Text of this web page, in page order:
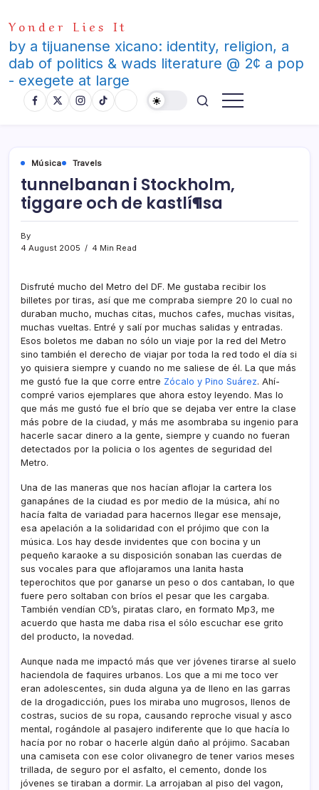
to
content
Yonder Lies It
by a tijuanense xicano: identity, religion, a
dab of politics & wads literature @ 2¢ a pop
- exegete at large
Música Travels
tunnelbanan i Stockholm,
tiggare och de kastlí¶sa
By
4 August 2005
4 Min Read
Disfruté mucho del Metro del DF. Me gustaba recibir los
billetes por tiras, así­ que me compraba siempre 20 lo cual no
duraban mucho, muchas citas, muchos cafes, muchas visitas,
muchas vueltas. Entré y salí­ por muchas salidas y entradas.
Esos boletos me daban no sólo un viaje por la red del Metro
sino también el derecho de viajar por toda la red todo el dí­a si
yo quisiera siempre y cuando no me saliese de él. La que más
me gustó fue la que corre entre Zócalo y Pino Suárez. Ahí­
compré varios ejemplares que ahora estoy leyendo. Mas lo
que más me gustó fue el brí­o que se dejaba ver entre la clase
más pobre de la ciudad, y más me asombraba su ingenio para
hacerle sacar dinero a la gente, siempre y cuando no fueran
detectados por la policia o los agentes de seguridad del
Metro.
Una de las maneras que nos hací­an aflojar la cartera los
ganapánes de la ciudad es por medio de la música, ahí­ no
hací­a falta de variadad para hacernos llegar ese mensaje,
esa apelación a la solidaridad con el prójimo que con la
música. Los hay desde invidentes que con bocina y un
pequeño karaoke a su disposición sonaban las cuerdas de
sus vocales para que aflojaramos una lanita hasta
teperochitos que por ganarse un peso o dos cantaban, lo que
fuere pero soltaban con brí­os el pesar que les cargaba.
También vendí­an CD’s, piratas claro, en formato Mp3, me
acuerdo que hasta me daba risa el sólo escuchar ese grito
del producto, la novedad.
Aunque nada me impactó más que ver jóvenes tirarse al suelo
haciendola de faquires urbanos. Los que a mi me toco ver
eran adolescentes, sin duda alguna ya de lleno en las garras
de la drogadicción, pues los miraba uno mugrosos, llenos de
costras, sucios de su ropa, causando reproche visual y asco
mental, rogándole al pasajero indiferente que lo que hací­a lo
hací­a por no robar o hacerle algún daño al prójimo. Sacaban
una camiseta con ese color olivanegro de tener varios meses
trillada, de seguro por el asfalto, el cemento, donde los
jóvenes se tiraban a dormir. La arrojaban al piso del vagon,